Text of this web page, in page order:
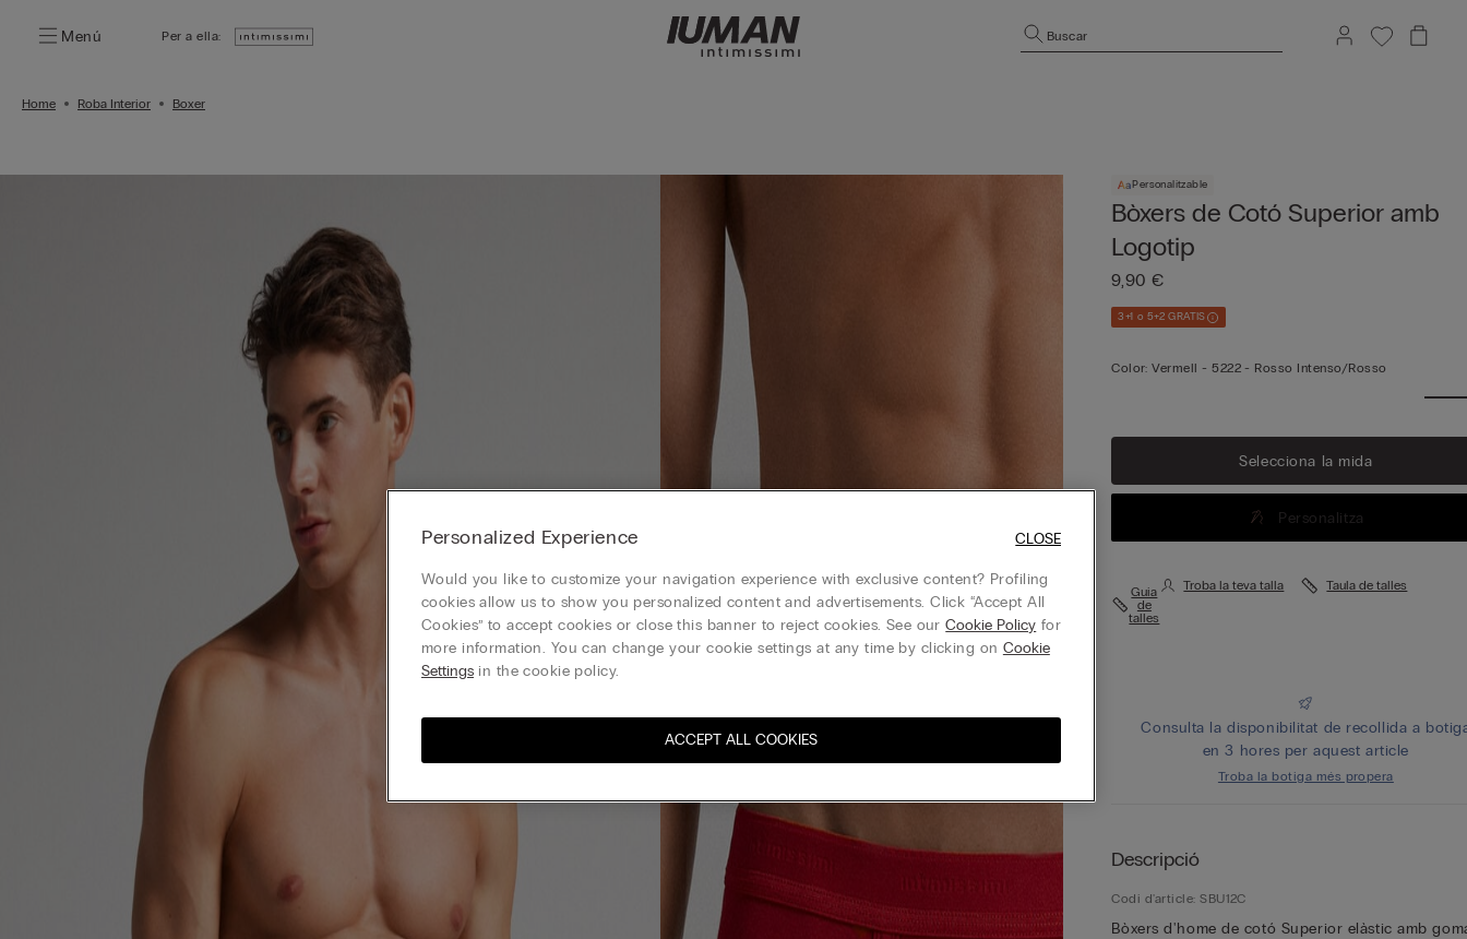
Menú Per a ella: Buscar
Home Roba Interior Boxer
Personalitzable
Bòxers de Cotó Superior amb
Logotip
9,90 €
3+1 o 5+2 GRATIS
Color: Vermell -5222 - Rosso Intenso/rosso
Selecciona la mida
Personalitza
Guia
de
talles
Troba la teva talla Taula de talles
Consulta la disponibilitat de recollida a
en 3 hores per aquest article
Troba la botiga més propera
Descripció
Codi d'article: SBU12C
Bòxers d'home de cotó Superior elàstic amb
Personalized Experience
Would you like to customize your navigation experience with exclusive content? Profiling
cookies allow us to show you personalized content and advertisements. Click “Accept All
Cookies” to accept cookies or close this banner to reject cookies. See ourCookie Policy for
more information. You can change your cookie settings at any time by clicking on Cookie
Settings in the cookie policy.
ACCEPT ALL COOKIES
CLOSE